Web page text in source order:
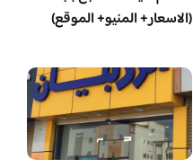
(الاسعار+ المنيو+ الموقع)